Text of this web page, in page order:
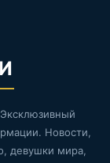
Новости,
девушки мира,